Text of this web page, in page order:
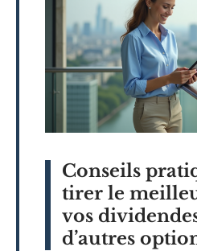
Conseils
tirer le
vos
d’autres